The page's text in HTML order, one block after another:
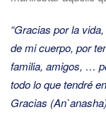
“Gracias por la
de mi cuerpo, por
familia, amigos, …
todo lo que tendré
Gracias